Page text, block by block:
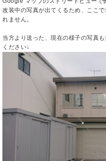
改装中の写真が出てくるため、ここ
れません。
当方より送った、現在の様子の写真
ください↓